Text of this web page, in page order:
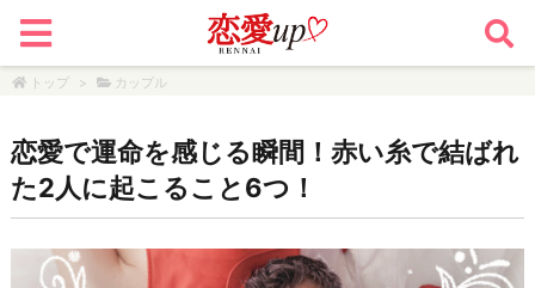
トップ > カップル
恋愛で運命を感じる瞬間！赤い糸で結ばれ
た2人に起こること6つ！